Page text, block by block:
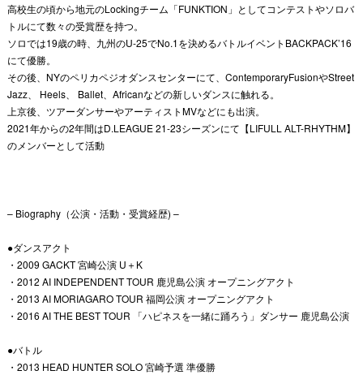
高校生の頃から地元のLockingチーム「FUNKTION」としてコンテストやソロバ
トルにて数々の受賞歴を持つ。
ソロでは19歳の時、九州のU-25でNo.1を決めるバトルイベントBACKPACK’16
にて優勝。
その後、NYのペリカペジオダンスセンターにて、ContemporaryFusionやStreet
Jazz、 Heels、 Ballet、Africanなどの新しいダンスに触れる。
上京後、ツアーダンサーやアーティストMVなどにも出演。
2021年からの2年間はD.LEAGUE 21-23シーズンにて【LIFULL ALT-RHYTHM】
のメンバーとして活動
– Biography（公演・活動・受賞経歴) –
●ダンスアクト
・2009 GACKT 宮崎公演 U＋K
・2012 AI INDEPENDENT TOUR 鹿児島公演 オープニングアクト
・2013 AI MORIAGARO TOUR 福岡公演 オープニングアクト
・2016 AI THE BEST TOUR 「ハピネスを一緒に踊ろう」ダンサー 鹿児島公演
●バトル
・2013 HEAD HUNTER SOLO 宮崎予選 準優勝